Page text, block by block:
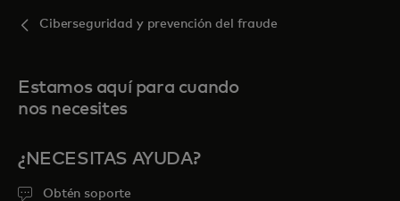
Ciberseguridad y prevención del fraude
Estamos aquí para cuando
nos necesites
¿NECESITAS AYUDA?
Obtén soporte